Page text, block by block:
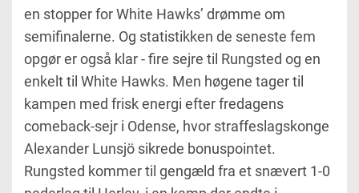
en stopper for White Hawks’ drømme om
semifinalerne. Og statistikken de seneste fem
opgør er også klar - fire sejre til Rungsted og en
enkelt til White Hawks. Men høgene tager til
kampen med frisk energi efter fredagens
comeback-sejr i Odense, hvor straffeslagskonge
Alexander Lunsjö sikrede bonuspointet.
Rungsted kommer til gengæld fra et snævert 1-0